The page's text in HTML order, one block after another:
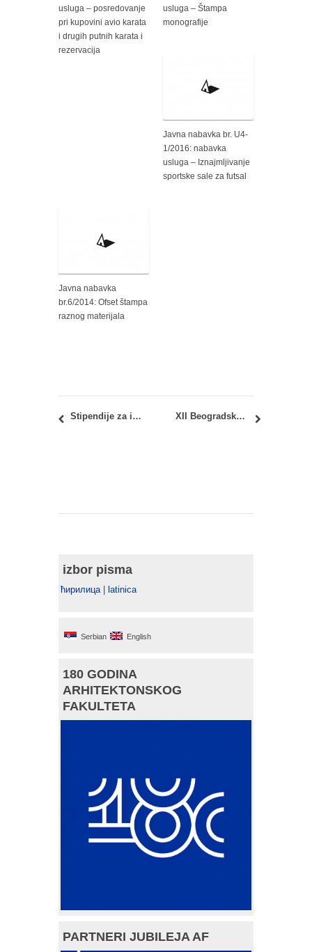
usluga – posredovanje
pri kupovini avio karata
i drugih putnih karata i
rezervacija
usluga – Štampa
monografije
Javna nabavka br. U4-
1/2016: nabavka
usluga – Iznajmljivanje
sportske sale za futsal
Javna nabavka
br.6/2014: Ofset štampa
raznog materijala
Stipendije za istraživačke boravke za predavače i naučnike na visokoškolskim ustanovama u Nemačkoj 2017/18 XII Beogradska internacionalna nedelja arhitekture (BINA) – DVORIŠTA IDEJA
izbor pisma
ћирилица| latinica
Serbian English
180 GODINA
ARHITEKTONSKOG
FAKULTETA
PARTNERI JUBILEJA AF